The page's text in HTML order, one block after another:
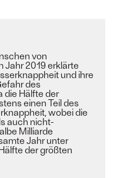
von
Jahr 2019 erklärte
und ihre
des
die Hälfte der
einen Teil des
wobei die
auch nicht-
Milliarde
Jahr unter
dergrößten